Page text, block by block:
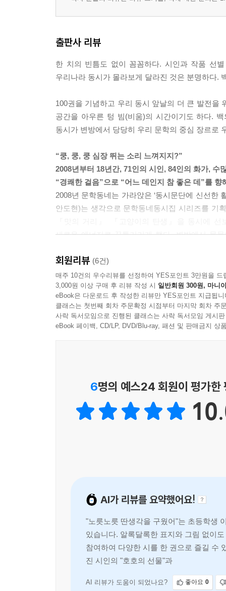
출판사 리뷰
한 치의 빈틈도 없이 꼼꼼하다. 시인과 작품 선
우리나라 동시가 몰라보게 달라진 것은 분명하다.
100권을 기념하고 우리 동시 앞날의 더 큰 발전을
공간을 아우른 텅 빔(비움)의 시간이기도 하다.
동시가 변방에서 당당히 우리 문학의 중심 장르로
“쿵, 쿵, 쿵 심장 뛰는 소리 느껴지지?”
2008년부터 18년간, 71인의 시인, 84인의 화가, 수
“경쾌한 걸음”으로 “어느 데인지 참 좋은 데”를
2008년 문학동네는 가라앉은 ‘동시문단에 신선한
안도현)는 생각으로 문학동네동시집 시리즈를 기
새로운 에너지로 꿈틀거리게 했다. 변방에서 묵
그리고 마침내 2026년 문학동네동시집 시리즈
어린이문학 분야에서 전례 없는 성과로, 꽉 막힌
해석과 구현, 동시의 의미를 밝히는 해설과 이에
기존 동시문단에 파장을 일으킨 신선한 반란
문학동네동시집은 동시문단의 지형을 바꿔 나가
형식 면에서는 전통 가락을 계승한 동시조부터
파자시, 사투리 동시, 산문시, 이야기동시 등 시인
18년이 흐르는 사이 젊은 시인은 중견이 되었
회원리뷰 (6건)
매주 10건의 우수리뷰를 선정하여 YES포인트 3만원을 드
3,000원 이상 구매 후 리뷰 작성 시 일반회원 300원, 마니
eBook은 다운로드 후 작성한 리뷰만 YES포인트 지급됩니
클래스는 첫번째 회차 주문확정 시점부터 마지막 회차 주
사락 독서모임으로 진행된 클래스는 사락 독서모임 게시
eBook 페이백, CD/LP, DVD/Blu-ray, 패션 및 판매금지 상
6명의 예스24 회원이 평가한
AI가 리뷰를 요약했어요!
"노릇노릇 딴생각을 구웠어"는 초등학생
있습니다. 알록달록한 표지와 그림 없이
참여하여 다양한 시를 한 권으로 즐길 수
진 시인의 "호호의 선물"과 강지인 시인
AI 리뷰가 도움이 되었나요? 좋아요 0